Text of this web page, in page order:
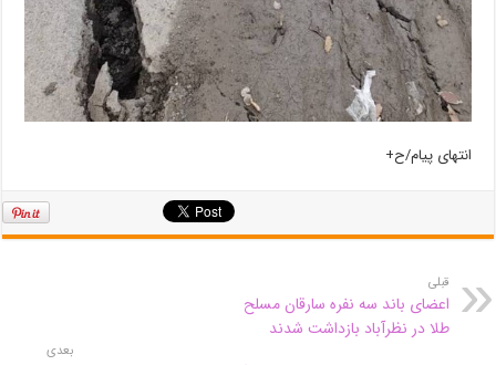
انتهای پیام/ح+
قبلی
اعضای باند سه نفره سارقان مسلح
طلا در نظرآباد بازداشت شدند
بعدی